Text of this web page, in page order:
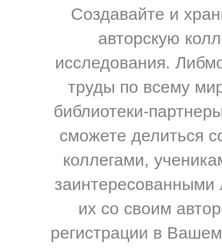
Создавайте и
авторскую
исследования.
труды по всему
библиотеки-
сможете делиться
коллегами,
их со своим
регистрации в